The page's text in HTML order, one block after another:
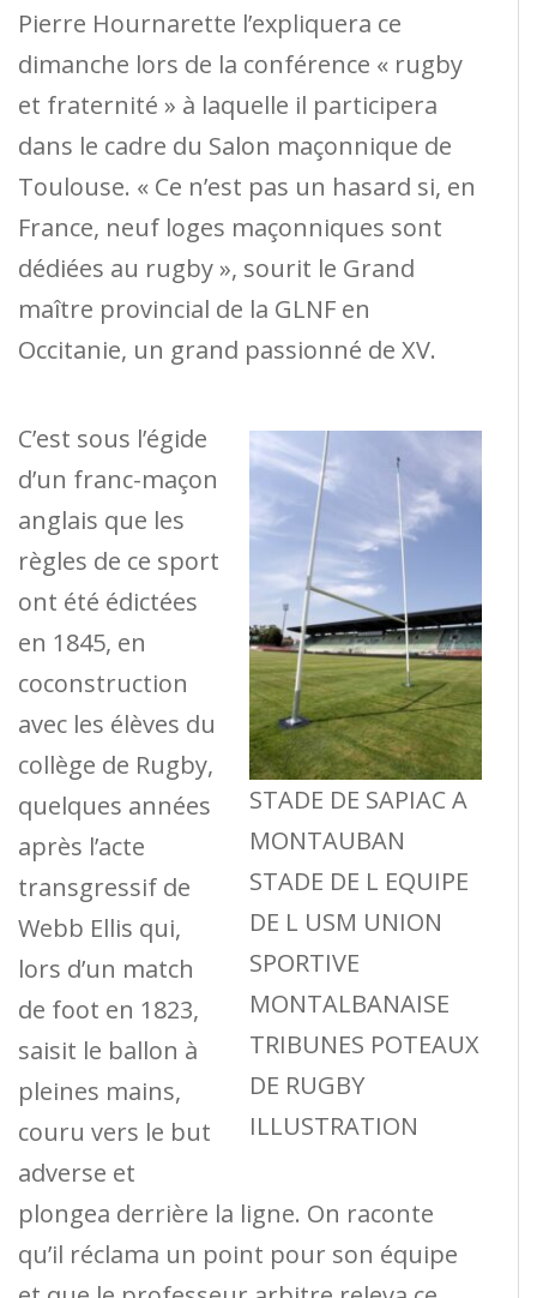
Pierre Hournarette l’expliquera ce
dimanche lors de la conférence « rugby
et fraternité » à laquelle il participera
dans le cadre du Salon maçonnique de
Toulouse. « Ce n’est pas un hasard si, en
France, neuf loges maçonniques sont
dédiées au rugby », sourit le Grand
maître provincial de la GLNF en
Occitanie, un grand passionné de XV.
STADE DE SAPIAC A
MONTAUBAN
STADE DE L EQUIPE
DE L USM UNION
SPORTIVE
MONTALBANAISE
TRIBUNES POTEAUX
DE RUGBY
ILLUSTRATION
C’est sous l’égide
d’un franc-maçon
anglais que les
règles de ce sport
ont été édictées
en 1845, en
coconstruction
avec les élèves du
collège de Rugby,
quelques années
après l’acte
transgressif de
Webb Ellis qui,
lors d’un match
de foot en 1823,
saisit le ballon à
pleines mains,
couru vers le but
adverse et
plongea derrière la ligne. On raconte
qu’il réclama un point pour son équipe